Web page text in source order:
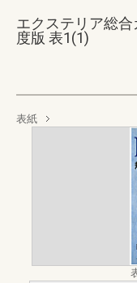
エクステリア総
度版 表1(1)
表紙